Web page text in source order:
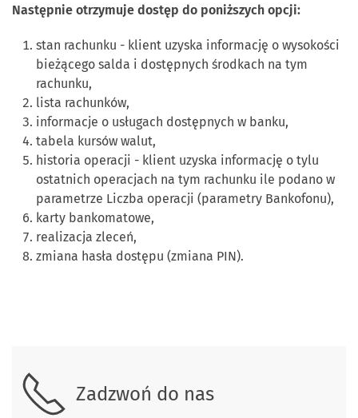
Następnie otrzymuje dostęp do poniższych opcji:
stan rachunku - klient uzyska informację o wysokości
bieżącego salda i dostępnych środkach na tym
rachunku,
lista rachunków,
informacje o usługach dostępnych w banku,
tabela kursów walut,
historia operacji - klient uzyska informację o tylu
ostatnich operacjach na tym rachunku ile podano w
parametrze Liczba operacji (parametry Bankofonu),
karty bankomatowe,
realizacja zleceń,
zmiana hasła dostępu (zmiana PIN).
Zadzwoń do nas